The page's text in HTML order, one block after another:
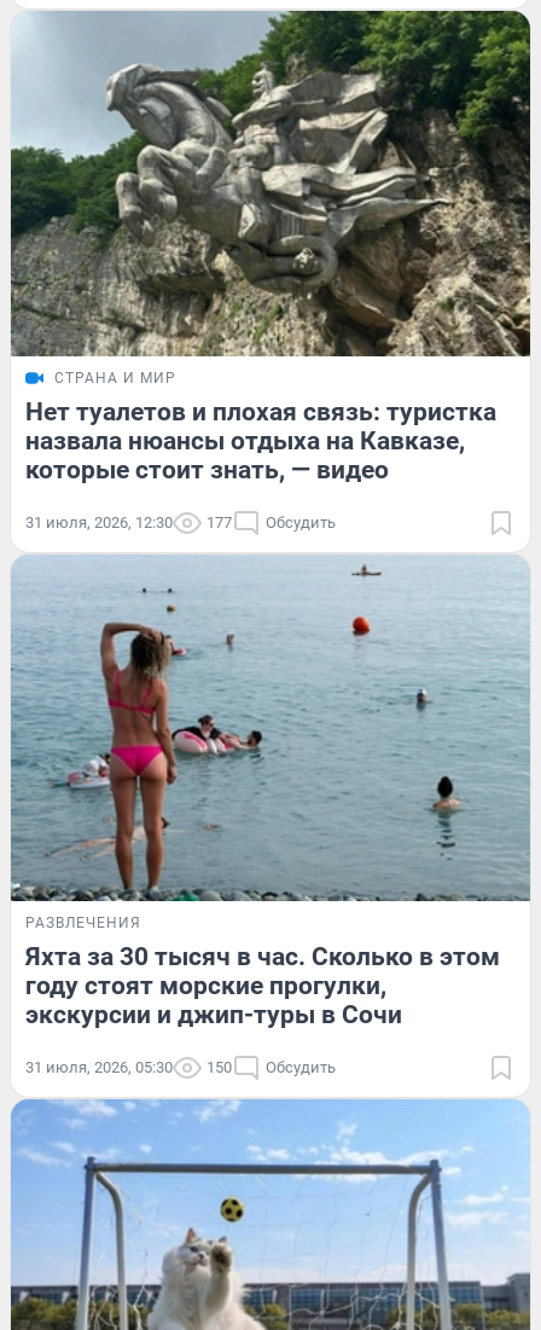
СТРАНА И МИР
Нет туалетов и плохая связь: туристка
назвала нюансы отдыха на Кавказе,
которые стоит знать, — видео
31 июля, 2026, 12:30 177 Обсудить
РАЗВЛЕЧЕНИЯ
Яхта за 30 тысяч в час. Сколько в этом
году стоят морские прогулки,
экскурсии и джип-туры в Сочи
31 июля, 2026, 05:30 150 Обсудить